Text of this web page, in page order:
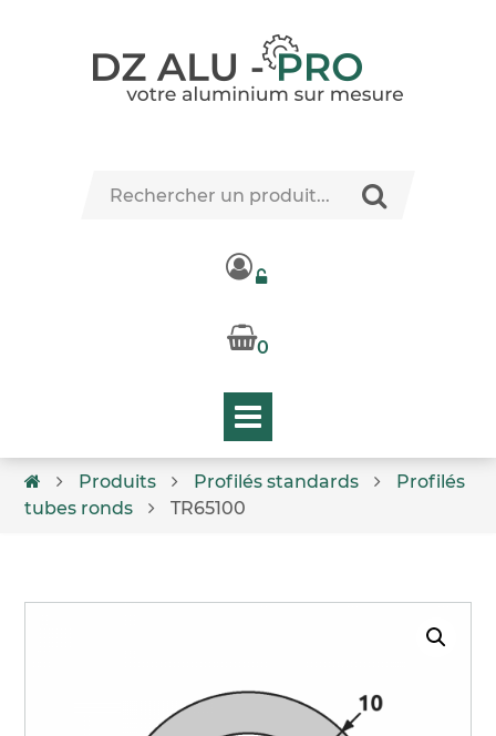
0
Produits Profilés standards
Profilés
tubes ronds
TR65100